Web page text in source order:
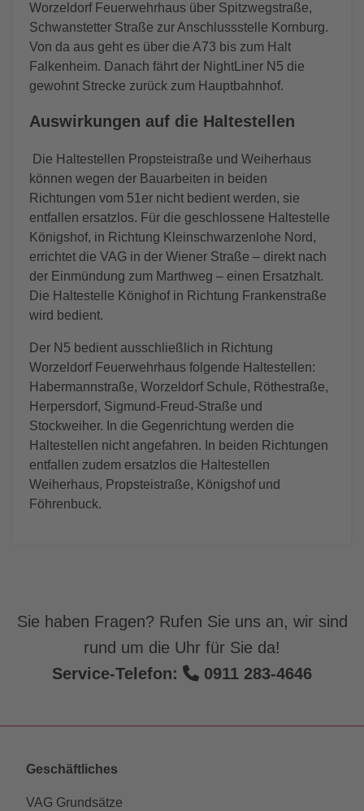
Worzeldorf Feuerwehrhaus über Spitzwegstraße,
Schwanstetter Straße zur Anschlussstelle Kornburg.
Von da aus geht es über die A73 bis zum Halt
Falkenheim. Danach fährt der NightLiner N5 die
gewohnt Strecke zurück zum Hauptbahnhof.
Auswirkungen auf die Haltestellen
Die Haltestellen Propsteistraße und Weiherhaus
können wegen der Bauarbeiten in beiden
Richtungen vom 51er nicht bedient werden, sie
entfallen ersatzlos. Für die geschlossene Haltestelle
Königshof, in Richtung Kleinschwarzenlohe Nord,
errichtet die VAG in der Wiener Straße – direkt nach
der Einmündung zum Marthweg – einen Ersatzhalt.
Die Haltestelle Könighof in Richtung Frankenstraße
wird bedient.
Der N5 bedient ausschließlich in Richtung
Worzeldorf Feuerwehrhaus folgende Haltestellen:
Habermannstraße, Worzeldorf Schule, Röthestraße,
Herpersdorf, Sigmund-Freud-Straße und
Stockweiher. In die Gegenrichtung werden die
Haltestellen nicht angefahren. In beiden Richtungen
entfallen zudem ersatzlos die Haltestellen
Weiherhaus, Propsteistraße, Königshof und
Föhrenbuck.
Sie haben Fragen? Rufen Sie uns an, wir sind
rund um die Uhr für Sie da!
Service-Telefon:
0911 283-4646
Geschäftliches
VAG Grundsätze